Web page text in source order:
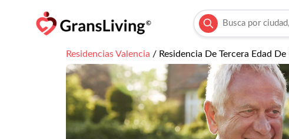
ResidenciasValencia / Residencia De Tercera Edad De